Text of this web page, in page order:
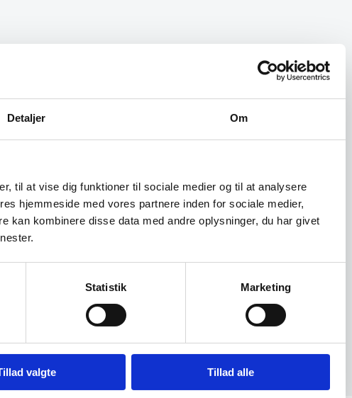
Detaljer Om
til at vise dig funktioner til sociale medier og til at analysere
hjemmeside med vores partnere inden for sociale medier,
kan kombinere disse data med andre oplysninger, du har givet
Statistik Marketing
valgte Tillad alle